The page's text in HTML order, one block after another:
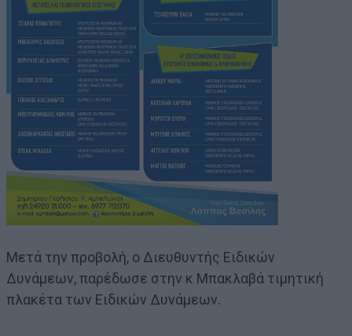
Mετά την προβολή, ο Διευθυντής Ειδικών
Δυνάμεων, παρέδωσε στην κ Μπακλαβά τιμητική
πλακέτα των Ειδικών Δυνάμεων.